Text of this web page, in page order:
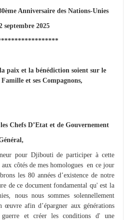
Anniversaire des Nations-Unies
septembre 2025
paix et la bénédiction soient sur le
et ses Compagnons,
Chefs D’Etat et de Gouvernement
pour Djibouti de participer à cette
côtés de mes homologues en ce jour
les 80 années d’existence de notre
de ce document fondamental qu' est la
nous nous sommes solennellement
œuvre afin d’épargner aux générations
et créer les conditions d' une